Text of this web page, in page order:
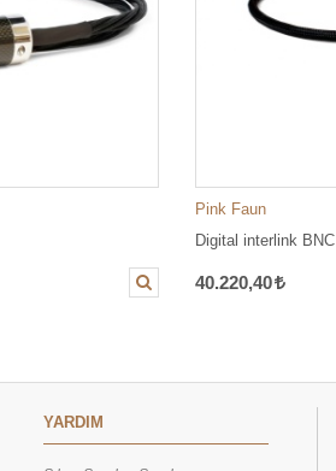
Pink Faun
Digital interlink BNC
40.220,40
YARDIM